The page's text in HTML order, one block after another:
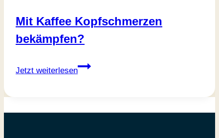
Mit Kaffee Kopfschmerzen
bekämpfen?
Jetzt weiterlesen
Mit